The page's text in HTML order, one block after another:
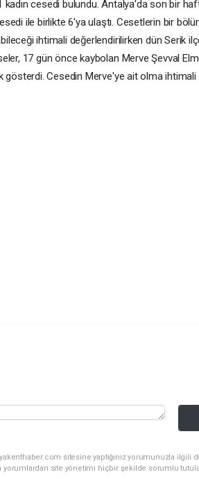
cesedi bulundu. Antalya'da son bir
ile birlikte 6'ya ulaştı. Cesetlerin bir
ihtimali değerlendirilirken dün Serik
17 gün önce kaybolan Merve Şevval
Cesedin Merve'ye ait olma ihtimali
sitesine yaptığınız yorumunuzla ilgili
yorumlardan site yönetimi hiçbir şekilde sorumlu